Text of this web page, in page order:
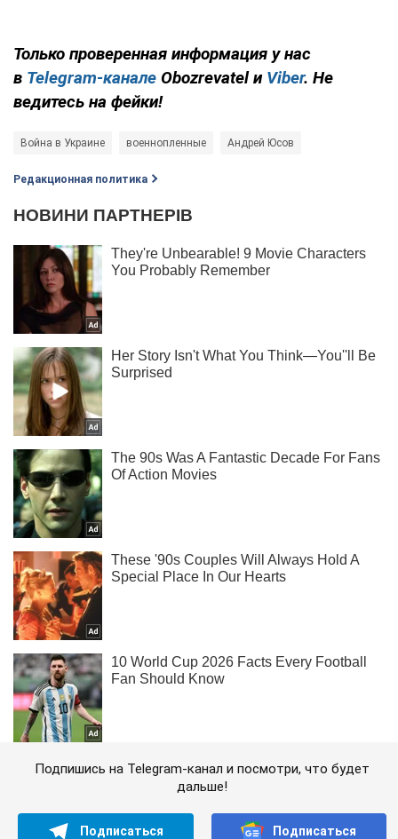
Только проверенная информация у нас
в Telegram-канале Obozrevatel и Viber. Не
ведитесь на фейки!
Война в Украине военнопленные Андрей Юсов
Редакционная политика
Подпишись на Telegram-канал и посмотри, что будет
дальше!
Подписаться Подписаться